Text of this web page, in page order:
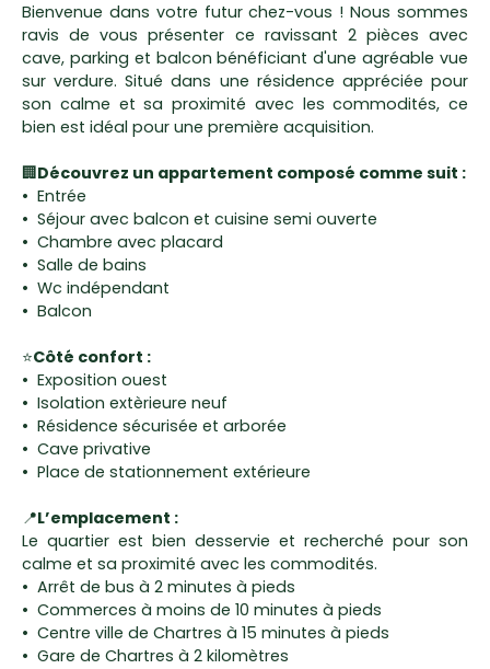
Bienvenue dans votre futur chez-vous ! Nous sommes
ravis de vous présenter ce ravissant 2 pièces avec
cave, parking et balcon bénéficiant d'une agréable vue
sur verdure. Situé dans une résidence appréciée pour
son calme et sa proximité avec les commodités, ce
bien est idéal pour une première acquisition.
🏢Découvrez un appartement composé comme suit :
Entrée
Séjour avec balcon et cuisine semi ouverte
Chambre avec placard
Salle de bains
Wc indépendant
Balcon
⭐Côté confort :
Exposition ouest
Isolation extèrieure neuf
Résidence sécurisée et arborée
Cave privative
Place de stationnement extérieure
📍L’emplacement :
Le quartier est bien desservie et recherché pour son
calme et sa proximité avec les commodités.
Arrêt de bus à 2 minutes à pieds
Commerces à moins de 10 minutes à pieds
Centre ville de Chartres à 15 minutes à pieds
Gare de Chartres à 2 kilomètres